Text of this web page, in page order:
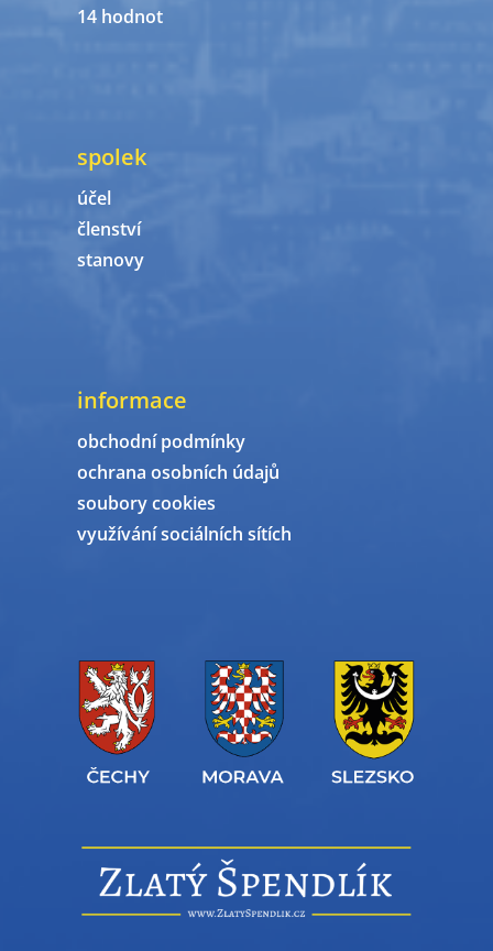
14 hodnot
spolek
účel
členství
stanovy
informace
obchodní podmínky
ochrana osobních údajů
soubory cookies
využívání sociálních sítích